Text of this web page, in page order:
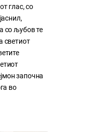
глас, со
со љубов те
светиот
започна
во